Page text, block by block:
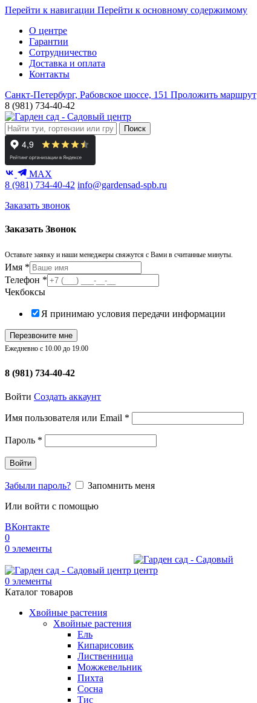
Перейти к навигации Перейти к основному содержимому
О центре
Гарантии
Сотрудничество
Доставка и оплата
Контакты
Санкт-Петербург, Рабовское шоссе, 151 Проложить маршрут
8 (981) 734-40-42
Поиск
MAX
8 (981) 734-40-42 info@gardensad-spb.ru
Заказать звонок
Заказать Звонок
Оставьте заявку и наши менеджеры свяжутся с Вами в считанные минуты.
Имя *
Телефон *
Чекбоксы
Я принимаю условия передачи информации
Перезвоните мне
Ежедневно с 10.00 до 19.00
8 (981) 734-40-42
Войти Создать аккаунт
Имя пользователя или Email *
Пароль *
Войти
Забыли пароль?
Запомнить меня
Или войти с помощью
ВКонтакте
0
0 элементы
0 элементы
Каталог товаров
Хвойные растения
Хвойные растения
Ель
Кипарисовик
Лиственница
Можжевельник
Пихта
Сосна
Тис